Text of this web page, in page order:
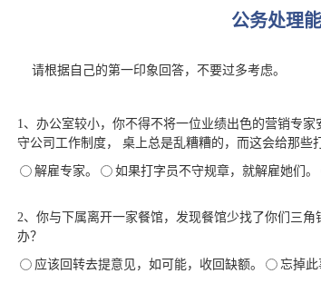
公务处理
请根据自己的第一印象回答，不要过多考虑。
1、办公室较小，你不得不将一位业绩出色的营销专
守公司工作制度， 桌上总是乱糟糟的，而这会给那些
解雇专家。 如果打字员不守规章，就解雇她们。
2、你与下属离开一家餐馆，发现餐馆少找了你们三
办？
应该回转去提意见，如可能，收回缺额。 忘掉此